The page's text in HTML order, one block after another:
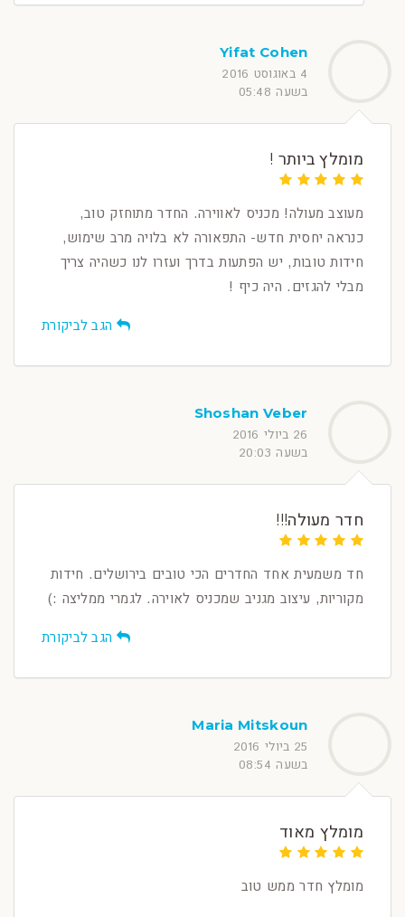
Yifat Cohen
4 באוגוסט 2016
בשעה 05:48
מומלץ ביותר !
מעוצב מעולה! מכניס לאווירה. החדר מתוחזק טוב,
כנראה יחסית חדש- התפאורה לא בלויה מרב שימוש,
חידות טובות, יש הפתעות בדרך ועזרו לנו כשהיה צריך
מבלי להגזים. היה כיף !
הגב לביקורת
Shoshan Veber
26 ביולי 2016
בשעה 20:03
חדר מעולה!!!
חד משמעית אחד החדרים הכי טובים בירושלים. חידות
מקוריות, עיצוב מגניב שמכניס לאוירה. לגמרי ממליצה :)
הגב לביקורת
Maria Mitskoun
25 ביולי 2016
בשעה 08:54
מומלץ מאוד
מומלץ חדר ממש טוב